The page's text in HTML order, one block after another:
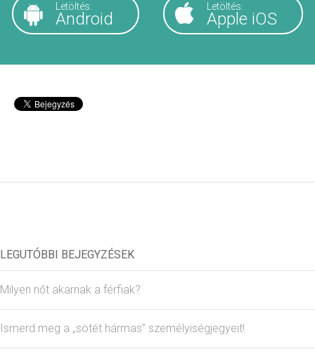
Letöltés:
Android
Letöltés:
Apple iOS
LEGUTÓBBI BEJEGYZÉSEK
Milyen nőt akarnak a férfiak?
Ismerd meg a „sötét hármas” személyiségjegyeit!